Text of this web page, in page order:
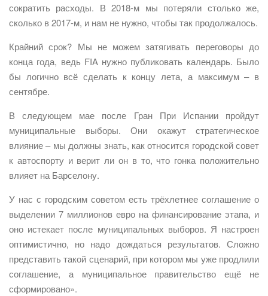
сократить расходы. В 2018-м мы потеряли столько же,
сколько в 2017-м, и нам не нужно, чтобы так продолжалось.
Крайний срок? Мы не можем затягивать переговоры до
конца года, ведь FIA нужно публиковать календарь. Было
бы логично всё сделать к концу лета, а максимум – в
сентябре.
В следующем мае после Гран При Испании пройдут
муниципальные выборы. Они окажут стратегическое
влияние – мы должны знать, как относится городской совет
к автоспорту и верит ли он в то, что гонка положительно
влияет на Барселону.
У нас с городским советом есть трёхлетнее соглашение о
выделении 7 миллионов евро на финансирование этапа, и
оно истекает после муниципальных выборов. Я настроен
оптимистично, но надо дождаться результатов. Сложно
представить такой сценарий, при котором мы уже продлили
соглашение, а муниципальное правительство ещё не
сформировано».